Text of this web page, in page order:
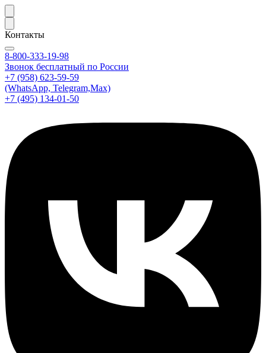
Контакты
8-800-333-19-98
Звонок бесплатный по России
+7 (958) 623-59-59
(WhatsApp, Telegram,Max)
+7 (495) 134-01-50